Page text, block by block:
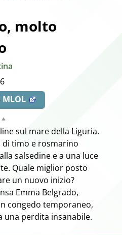
molto
MLOL
sul mare della Liguria.
di timo e rosmarino
salsedine e a una luce
Quale miglior posto
un nuovo inizio?
Emma Belgrado,
congedo temporaneo,
una perdita insanabile.